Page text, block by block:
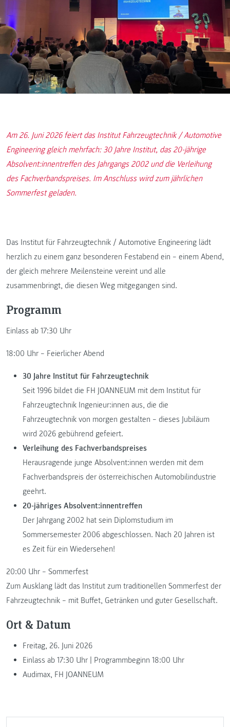
Am 26. Juni 2026 feiert das Institut Fahrzeugtechnik / Automotive
Engineering gleich mehrfach: 30 Jahre Institut, das 20-jährige
Absolvent:innentreffen des Jahrgangs 2002 und die Verleihung
des Fachverbandspreises. Im Anschluss wird zum jährlichen
Sommerfest geladen.
Das Institut für Fahrzeugtechnik / Automotive Engineering lädt
herzlich zu einem ganz besonderen Festabend ein – einem Abend,
der gleich mehrere Meilensteine vereint und alle
zusammenbringt, die diesen Weg mitgegangen sind.
Programm
Einlass ab 17:30 Uhr
18:00 Uhr – Feierlicher Abend
30 Jahre Institut für Fahrzeugtechnik
Seit 1996 bildet die FH JOANNEUM mit dem Institut für
Fahrzeugtechnik Ingenieur:innen aus, die die
Fahrzeugtechnik von morgen gestalten – dieses Jubiläum
wird 2026 gebührend gefeiert.
Verleihung des Fachverbandspreises
Herausragende junge Absolvent:innen werden mit dem
Fachverbandspreis der österreichischen Automobilindustrie
geehrt.
20-jähriges Absolvent:innentreffen
Der Jahrgang 2002 hat sein Diplomstudium im
Sommersemester 2006 abgeschlossen. Nach 20 Jahren ist
es Zeit für ein Wiedersehen!
20:00 Uhr – Sommerfest
Zum Ausklang lädt das Institut zum traditionellen Sommerfest der
Fahrzeugtechnik – mit Buffet, Getränken und guter Gesellschaft.
Ort & Datum
Freitag, 26. Juni 2026
Einlass ab 17:30 Uhr | Programmbeginn 18:00 Uhr
Audimax, FH JOANNEUM